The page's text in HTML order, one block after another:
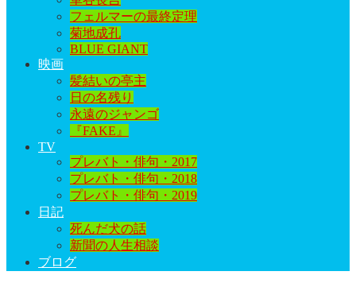
フェルマーの最終定理
菊地成孔
BLUE GIANT
映画
髪結いの亭主
日の名残り
永遠のジャンゴ
『FAKE』
TV
プレバト・俳句・2017
プレバト・俳句・2018
プレバト・俳句・2019
日記
死んだ犬の話
新聞の人生相談
ブログ